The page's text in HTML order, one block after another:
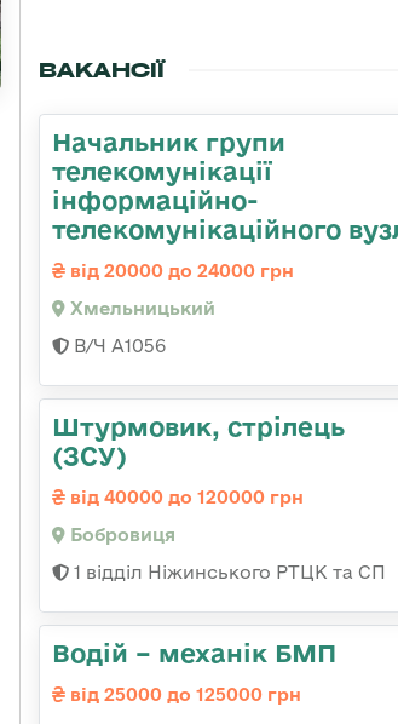
ВАКАНСІЇ
Начальник групи
телекомунікації
інформаційно-
телекомунікаційного
від 20000 до 24000 грн
Хмельницький
В/Ч А1056
Штурмовик, стрілець
(ЗСУ)
від 40000 до 120000 грн
Бобровиця
1 відділ Ніжинського РТЦК та СП
Водій – механік БМП
від 25000 до 125000 грн